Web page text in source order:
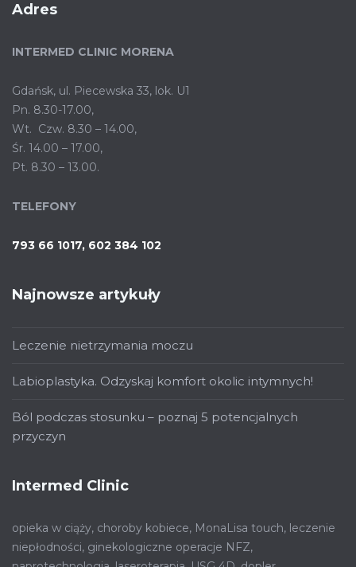
Adres
INTERMED CLINIC MORENA
Gdańsk, ul. Piecewska 33, lok. U1
Pn. 8.30-17.00,
Wt. Czw. 8.30 – 14.00,
Śr. 14.00 – 17.00,
Pt. 8.30 – 13.00.
TELEFONY
793 66 1017, 602 384 102
Najnowsze artykuły
Leczenie nietrzymania moczu
Labioplastyka. Odzyskaj komfort okolic intymnych!
Ból podczas stosunku – poznaj 5 potencjalnych
przyczyn
Intermed Clinic
opieka w ciąży, choroby kobiece, MonaLisa touch, leczenie
niepłodności, ginekologiczne operacje NFZ,